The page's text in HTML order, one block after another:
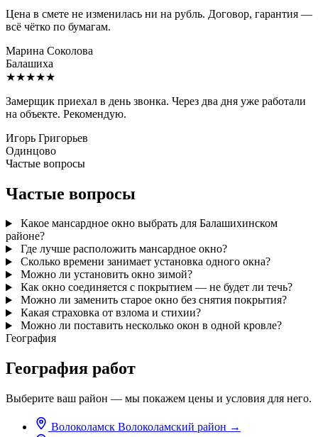
Цена в смете не изменилась ни на рубль. Договор, гарантия —
всё чётко по бумагам.
Марина Соколова
Балашиха
★★★★★
Замерщик приехал в день звонка. Через два дня уже работали
на объекте. Рекомендую.
Игорь Григорьев
Одинцово
Частые вопросы
Частые вопросы
Какое мансардное окно выбрать для Балашихинском
районе?
Где лучше расположить мансардное окно?
Сколько времени занимает установка одного окна?
Можно ли установить окно зимой?
Как окно соединяется с покрытием — не будет ли течь?
Можно ли заменить старое окно без снятия покрытия?
Какая страховка от взлома и стихии?
Можно ли поставить несколько окон в одной кровле?
География
География работ
Выберите ваш район — мы покажем цены и условия для него.
Волоколамск Волоколамский район →